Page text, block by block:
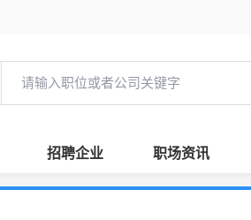
招聘企业 职场资讯